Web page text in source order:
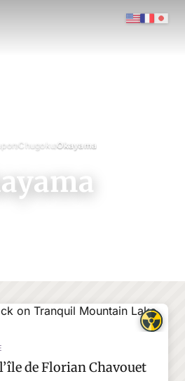
›Chugoku›Okayama
de Florian Chavouet